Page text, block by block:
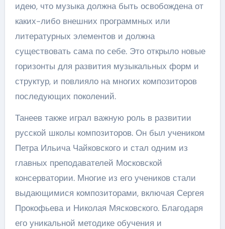
идею, что музыка должна быть освобождена от
каких-либо внешних программных или
литературных элементов и должна
существовать сама по себе. Это открыло новые
горизонты для развития музыкальных форм и
структур, и повлияло на многих композиторов
последующих поколений.
Танеев также играл важную роль в развитии
русской школы композиторов. Он был учеником
Петра Ильича Чайковского и стал одним из
главных преподавателей Московской
консерватории. Многие из его учеников стали
выдающимися композиторами, включая Сергея
Прокофьева и Николая Мясковского. Благодаря
его уникальной методике обучения и